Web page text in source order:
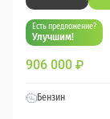
Есть предложение?
Улучшим!
906 000 ₽
Бензин